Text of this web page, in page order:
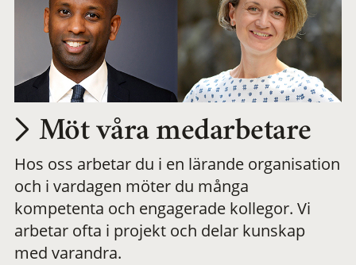
Möt våra medarbetare
Hos oss arbetar du i en lärande organisation
och i vardagen möter du många
kompetenta och engagerade kollegor. Vi
arbetar ofta i projekt och delar kunskap
med varandra.